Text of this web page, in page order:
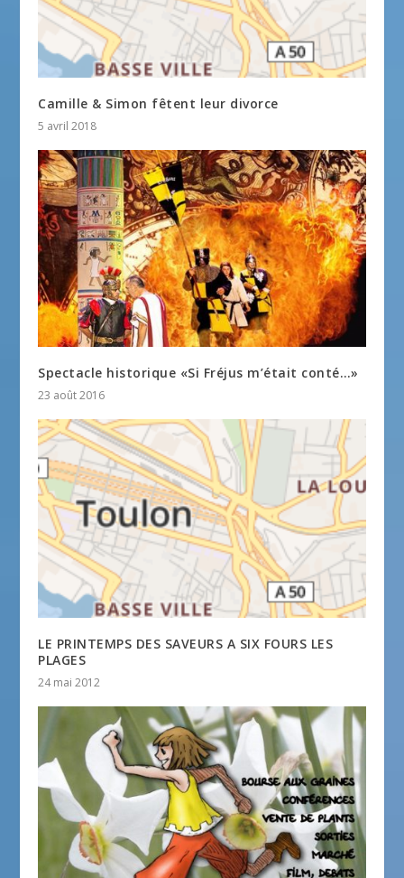
Camille & Simon fêtent leur divorce
5 avril 2018
Spectacle historique «Si Fréjus m’était conté…»
23 août 2016
LE PRINTEMPS DES SAVEURS A SIX FOURS LES
PLAGES
24 mai 2012